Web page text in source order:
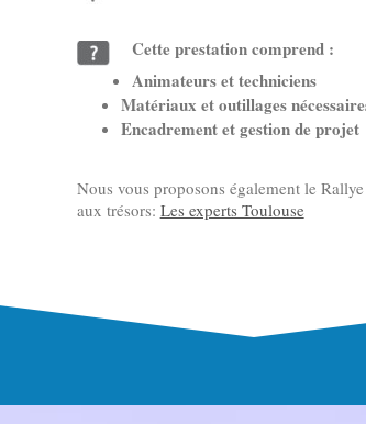
Cette prestation comprend :
Animateurs et techniciens
Matériaux et outillages
Encadrement et gestion de projet
Nous vous proposons également le
aux trésors: Les experts Toulouse